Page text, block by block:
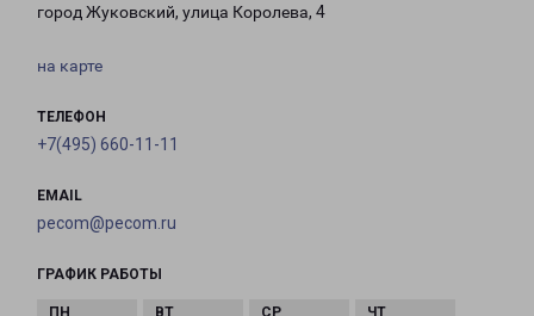
город Жуковский, улица Королева, 4
на карте
ТЕЛЕФОН
+7(495) 660-11-11
EMAIL
pecom@pecom.ru
ГРАФИК РАБОТЫ